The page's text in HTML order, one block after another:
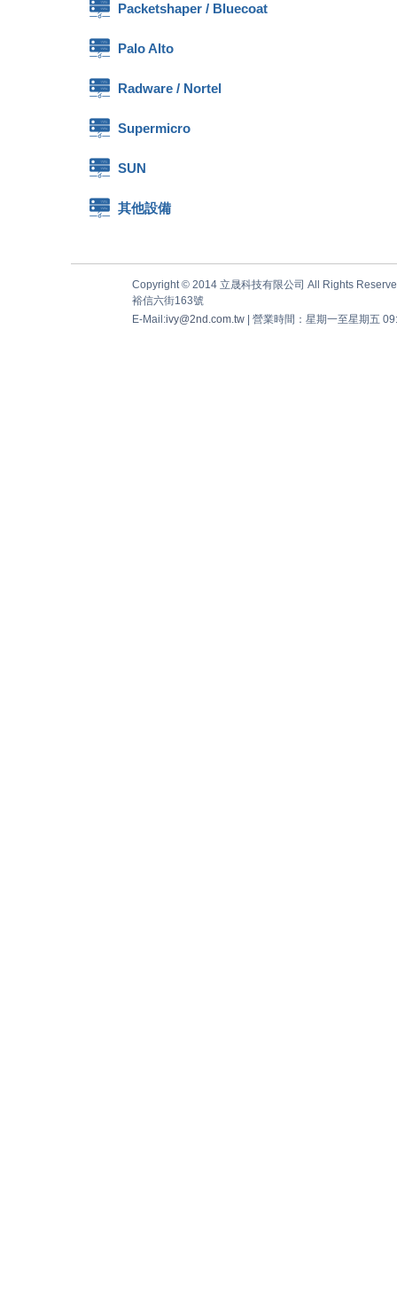
Packetshaper / Bluecoat
Palo Alto
Radware / Nortel
Supermicro
SUN
其他設備
Copyright © 2014 立晟科技有限公司 All Rights
裕信六街163號
E-Mail:ivy@2nd.com.tw | 營業時間：星期一至星期五